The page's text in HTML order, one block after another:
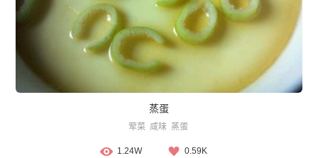
蒸蛋
荤菜 咸味 蒸蛋
1.24W 0.59K